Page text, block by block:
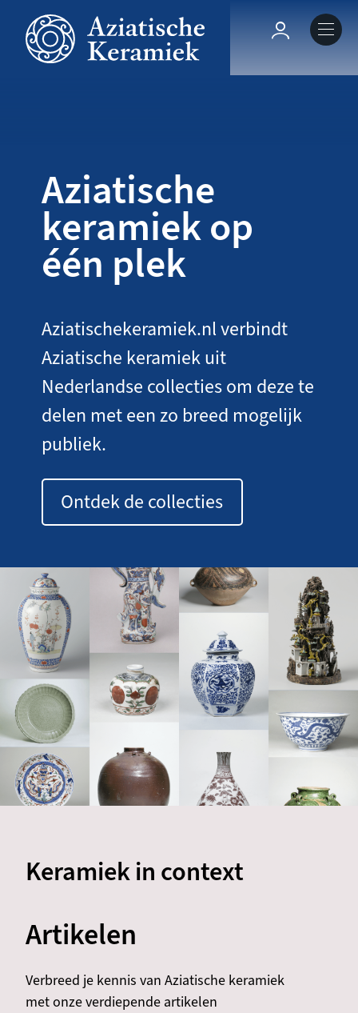
Overslaan
naar
Keramiek in context
Agenda
Aziatische
keramiek op
één plek
Aziatischekeramiek.nl verbindt
Aziatische keramiek uit
Nederlandse collecties om deze te
delen met een zo breed mogelijk
publiek.
Ontdek de collecties
Keramiek in context
Artikelen
Verbreed je kennis van Aziatische keramiek
met onze verdiepende artikelen